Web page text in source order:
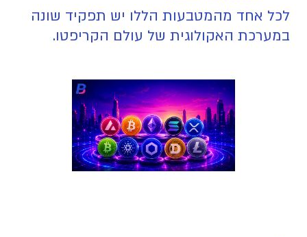
לכל אחד מהמטבעות הללו יש תפקיד שונה
במערכת האקולוגית של עולם הקריפטו.